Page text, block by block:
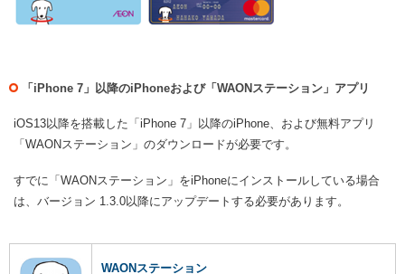
「iPhone 7」以降のiPhoneおよび「WAONステーション」アプリ
iOS13以降を搭載した「iPhone 7」以降のiPhone、および無料アプリ
「WAONステーション」のダウンロードが必要です。
すでに「WAONステーション」をiPhoneにインストールしている場合
は、バージョン 1.3.0以降にアップデートする必要があります。
WAONステーション